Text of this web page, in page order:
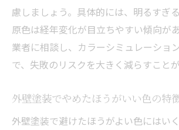
慮しましょう。具体的には、明るすぎ
原色は経年変化が目立ちやすい傾向が
業者に相談し、カラーシミュレーショ
で、失敗のリスクを大きく減らすことが
外壁塗装でやめたほうがいい色の特
外壁塗装で避けたほうがよい色にはい